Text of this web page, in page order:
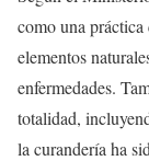
como una
elementos
enfermedades.
totalidad,
la curandería ha